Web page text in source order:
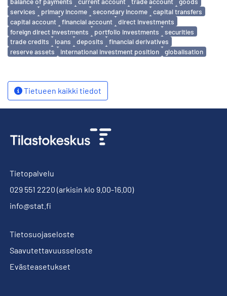
services
primary income secondary income
capital transfers
capital account
financial account
direct investments
foreign direct investments
portfolio investments
securities
trade credits
loans deposits
financial derivatives
reserve assets
international investment position globalisation
Tietueen kaikki tiedot
Tietopalvelu
029 551 2220 (arkisin klo 9.00-16.00)
info@stat.fi
Tietosuojaseloste
Saavutettavuusseloste
Evästeasetukset